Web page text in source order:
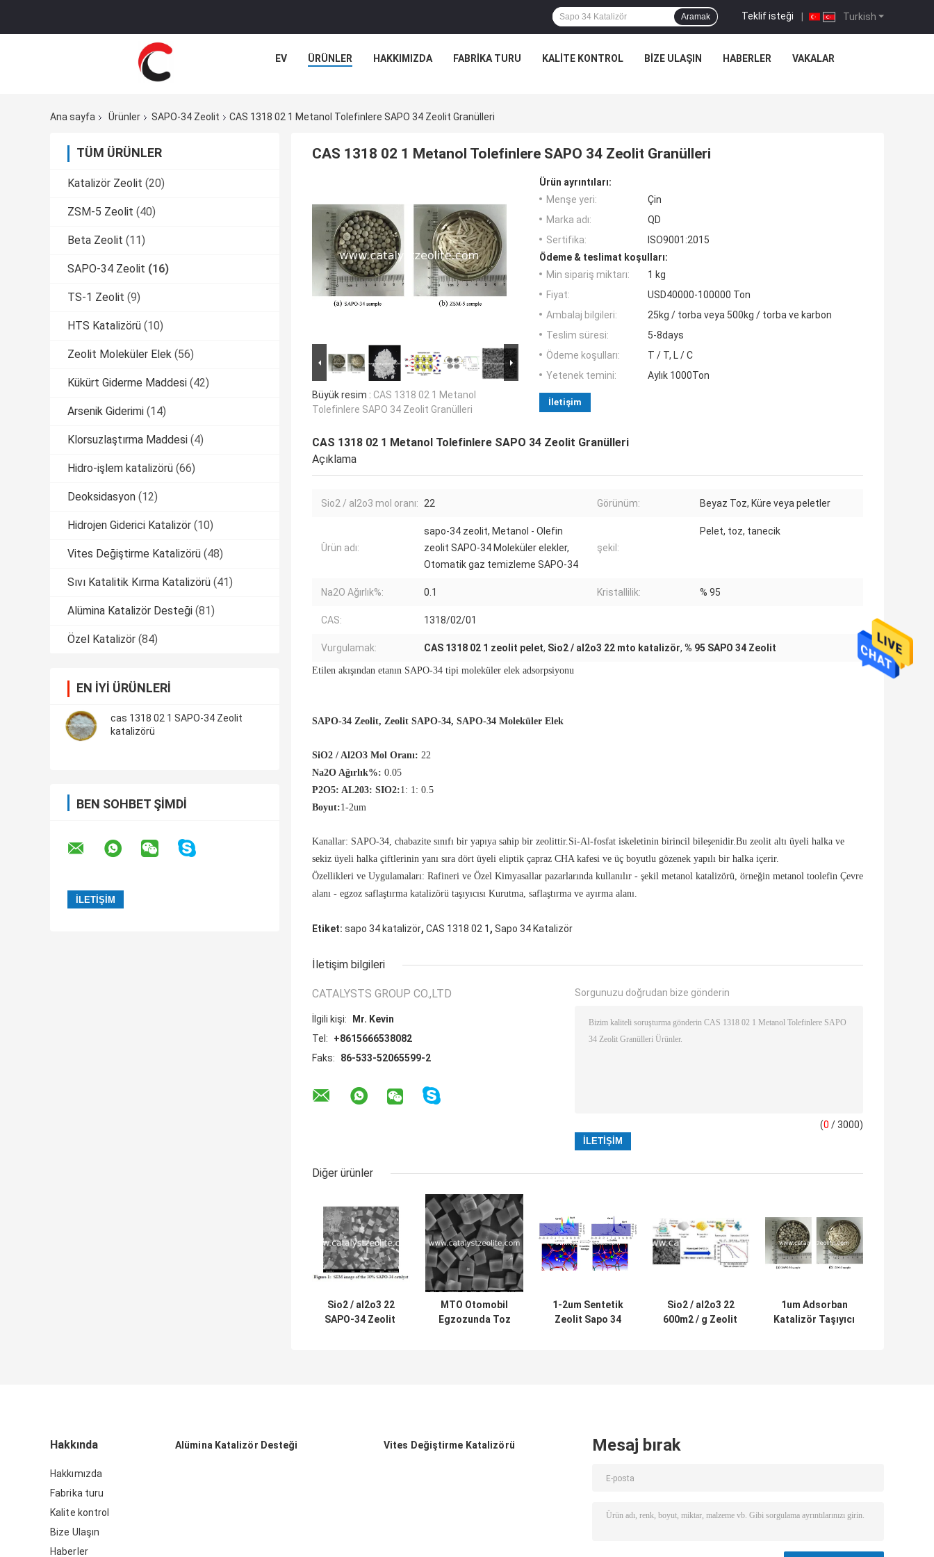
Turkish
Teklif isteği |
Aramak
EV ÜRÜNLER HAKKIMIZDA FABRIKA TURU KALITE KONTROL BIZE ULAŞIN HABERLER VAKALAR
Ana sayfa Ürünler SAPO-34 Zeolit CAS 1318 02 1 Metanol Tolefinlere SAPO 34 Zeolit ​​Granülleri
TÜM ÜRÜNLER
Katalizör Zeolit (20)
ZSM-5 Zeolit (40)
Beta Zeolit (11)
SAPO-34 Zeolit (16)
TS-1 Zeolit (9)
HTS Katalizörü (10)
Zeolit ​​Moleküler Elek (56)
Kükürt Giderme Maddesi (42)
Arsenik Giderimi (14)
Klorsuzlaştırma Maddesi (4)
Hidro-işlem katalizörü (66)
Deoksidasyon (12)
Hidrojen Giderici Katalizör (10)
Vites Değiştirme Katalizörü (48)
Sıvı Katalitik Kırma Katalizörü (41)
Alümina Katalizör Desteği (81)
Özel Katalizör (84)
EN IYI ÜRÜNLERI
cas 1318 02 1 SAPO-34 Zeolit ​​
katalizörü
BEN SOHBET ŞIMDI
CAS 1318 02 1 Metanol Tolefinlere SAPO 34 Zeolit ​​Granülleri
Büyük resim : CAS 1318 02 1 Metanol
Tolefinlere SAPO 34 Zeolit ​​Granülleri
Ürün ayrıntıları:
Menşe yeri:
Çin
Marka adı:
QD
Sertifika:
ISO9001:2015
Ödeme & teslimat koşulları:
Min sipariş miktarı:
1 kg
Fiyat:
USD40000-100000 Ton
Ambalaj bilgileri:
25kg / torba veya 500kg / torba ve karbon
Teslim süresi:
5-8days
Ödeme koşulları:
T / T, L / C
Yetenek temini:
Aylık 1000Ton
İletişim
CAS 1318 02 1 Metanol Tolefinlere SAPO 34 Zeolit ​​Granülleri
Açıklama
Sio2 / al2o3 mol oranı: 22 Görünüm: Beyaz Toz, Küre veya peletler
Ürün adı:
sapo-34 zeolit, Metanol - Olefin
zeolit ​​SAPO-34 Moleküler elekler,
Otomatik gaz temizleme SAPO-34
şekil:
Pelet, toz, tanecik
Na2O Ağırlık%: 0.1 Kristallilik: % 95
CAS: 1318/02/01
Vurgulamak: CAS 1318 02 1 zeolit ​​pelet, Sio2 / al2o3 22 mto katalizör, % 95 SAPO 34 Zeolit
Etilen akışından etanın SAPO-34 tipi moleküler elek adsorpsiyonu
SAPO-34 Zeolit, Zeolit ​​SAPO-34, SAPO-34 Moleküler Elek
SiO2 / Al2O3 Mol Oranı: 22
Na2O Ağırlık%: 0.05
P2O5: AL203: SIO2:1: 1: 0.5
Boyut:1-2um
Kanallar: SAPO-34, chabazite sınıfı bir yapıya sahip bir zeolittir.Si-Al-fosfat iskeletinin birincil bileşenidir.Bu zeolit ​​altı üyeli halka ve
sekiz üyeli halka çiftlerinin yanı sıra dört üyeli eliptik çapraz CHA kafesi ve üç boyutlu gözenek yapılı bir halka içerir.
Özellikleri ve Uygulamaları: Rafineri ve Özel Kimyasallar pazarlarında kullanılır - şekil metanol katalizörü, örneğin metanol toolefin Çevre
alanı - egzoz saflaştırma katalizörü taşıyıcısı Kurutma, saflaştırma ve ayırma alanı.
Etiket: sapo 34 katalizör, CAS 1318 02 1 , Sapo 34 Katalizör
İletişim bilgileri
CATALYSTS GROUP CO.,LTD
İlgili kişi:
Mr. Kevin
Tel:
+8615666538082
Faks:
86-533-52065599-2
Sorgunuzu doğrudan bize gönderin
(0 / 3000)
Diğer ürünler
Sio2 / al2o3 22
SAPO-34 Zeolit ​​
MTO Otomobil
Egzozunda Toz
1-2um Sentetik
Zeolit ​​Sapo 34
Sio2 / al2o3 22
600m2 / g Zeolit ​​
1um Adsorban
Katalizör Taşıyıcı
Hakkında
Hakkımızda
Fabrika turu
Kalite kontrol
Bize Ulaşın
Haberler
Alümina Katalizör Desteği Vites Değiştirme Katalizörü Mesaj bırak